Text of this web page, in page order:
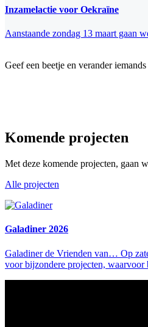
Inzamelactie voor Oekraïne
Aanstaande zondag 13 maart
Geef een beetje en verander
Komende projecten
Met deze komende projecten, gaan
Alle projecten
Galadiner 2026
Galadiner de Vrienden van… Op
voor bijzondere projecten,